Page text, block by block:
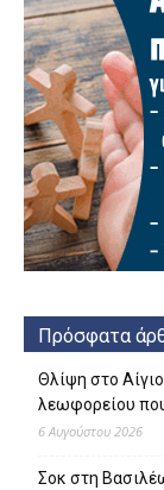
Πρόσφατα
Θλίψη στο
λεωφορείου
6 Αυγούστου 2026
Σοκ στη